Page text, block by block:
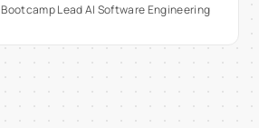
Bootcamp Lead AI Software Engineering